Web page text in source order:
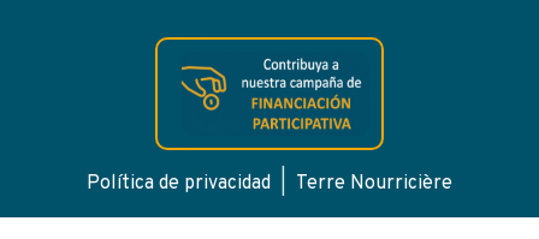
Política de privacidad Terre Nourricière